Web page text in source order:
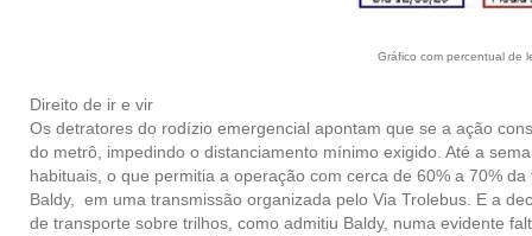
Gráfico com percentual de
Direito de ir e vir
Os detratores do rodízio emergencial apontam que se a ação
do metrô, impedindo o distanciamento mínimo exigido. Até a
habituais, o que permitia a operação com cerca de 60% a 70%
Baldy, em uma transmissão organizada pelo Via Trolebus . E a
de transporte sobre trilhos, como admitiu Baldy, numa evidente